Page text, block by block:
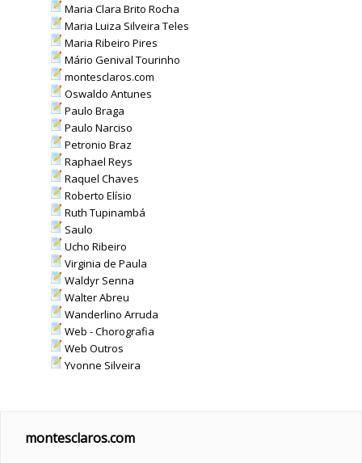
Maria Clara Brito Rocha
Maria Luiza Silveira Teles
Maria Ribeiro Pires
Mário Genival Tourinho
montesclaros.com
Oswaldo Antunes
Paulo Braga
Paulo Narciso
Petronio Braz
Raphael Reys
Raquel Chaves
Roberto Elísio
Ruth Tupinambá
Saulo
Ucho Ribeiro
Virginia de Paula
Waldyr Senna
Walter Abreu
Wanderlino Arruda
Web - Chorografia
Web Outros
Yvonne Silveira
montesclaros.com